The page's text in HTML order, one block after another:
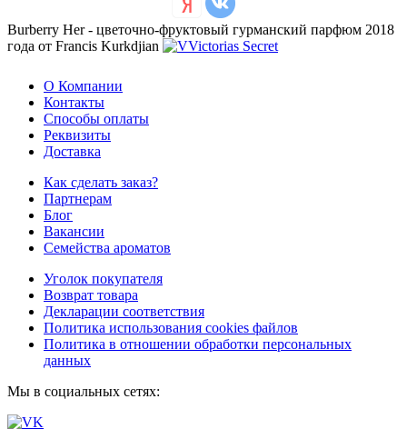
Burberry Her - цветочно-фруктовый гурманский парфюм 2018
года от Francis Kurkdjian
О Компании
Контакты
Способы оплаты
Реквизиты
Доставка
Как сделать заказ?
Партнерам
Блог
Вакансии
Семейства ароматов
Уголок покупателя
Возврат товара
Декларации соответствия
Политика использования cookies файлов
Политика в отношении обработки персональных
данных
Мы в социальных сетях: